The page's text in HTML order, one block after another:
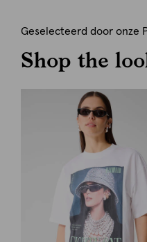
Geselecteerd door onze
Shop the